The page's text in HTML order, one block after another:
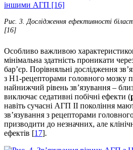
Рис. 3. Дослідження ефективності
[16]
Особливо важливою
мінімальна здатність проникати
бар’єр. Порівняльні дослі­дження
з Н1-рецепторами головного мозку
найнижчий рівень зв’язування –
виключає седативні побічні ефекти (
навіть сучасні АГП ІІ покоління
зв’язування з рецепторами
призводити до незначних, але
ефектів [17].